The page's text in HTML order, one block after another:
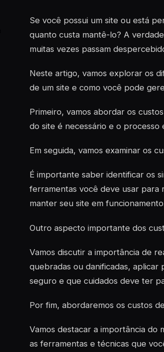
Se você possui um site ou está
quanto custa mantê-lo? A
muitas vezes passam
Neste artigo, vamos explorar os
de um site e como você pode
Primeiro, vamos abordar os
do site é necessário e o processo
Em seguida, vamos examinar os
É importante saber identificar os
ferramentas você deve usar para
manter seu site em
Outro aspecto importante dos
Vamos discutir a importância de
quebradas ou danificadas,
seguro e que cuidados deve ter
Por fim, abordaremos os custos
Vamos destacar a importância do
as ferramentas e técnicas que